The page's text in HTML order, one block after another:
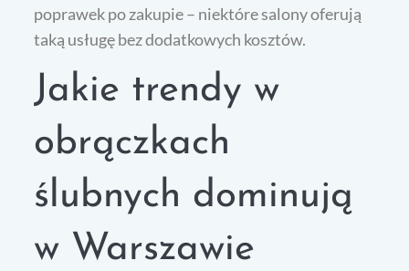
poprawek po zakupie – niektóre salony oferują
taką usługę bez dodatkowych kosztów.
Jakie trendy w
obrączkach
ślubnych dominują
w Warszawie